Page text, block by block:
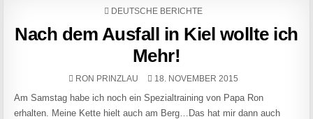
POSTED IN
DEUTSCHE BERICHTE
Nach dem Ausfall in Kiel wollte ich
Mehr!
AUTHOR:
RON PRINZLAU PUBLISHED DATE:
18. NOVEMBER 2015
Am Samstag habe ich noch ein Spezialtraining von Papa Ron
erhalten. Meine Kette hielt auch am Berg…Das hat mir dann auch